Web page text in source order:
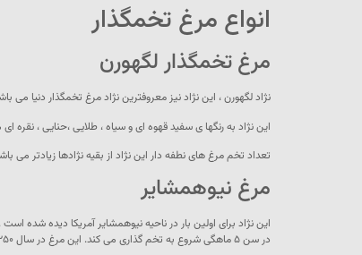
انواع مرغ تخمگذار
مرغ تخمگذار لگهورن
نژاد لگهورن ، این نژاد نیز معروفترین نژاد مرغ تخمگذار دنیا
این نژاد به رنگها ی سفید قهوه ای و سیاه ، طلایی ،حنایی ، نقره ای می
تعداد تخم مرغ های نطفه دار این نژاد از بقیه نژادها زیادتر
مرغ نیوهمشایر
این نژاد برای اولین بار در ناحیه نیوهمشایر آمریکا دیده
در سن ۵ ماهگی شروع به تخم گذاری می کند. این مرغ در سال ۲۵۰ تخم می گذارد و برای تولید و فروش تخم خیلی خوب ومناسب است .